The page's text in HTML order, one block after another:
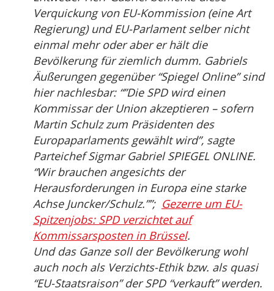
Verquickung von EU-Kommission (eine Art
Regierung) und EU-Parlament selber nicht
einmal mehr oder aber er hält die
Bevölkerung für ziemlich dumm. Gabriels
Äußerungen gegenüber “Spiegel Online” sind
hier nachlesbar: “”Die SPD wird einen
Kommissar der Union akzeptieren – sofern
Martin Schulz zum Präsidenten des
Europaparlaments gewählt wird”, sagte
Parteichef Sigmar Gabriel SPIEGEL ONLINE.
“Wir brauchen angesichts der
Herausforderungen in Europa eine starke
Achse Juncker/Schulz.””; Gezerre um EU-
Spitzenjobs: SPD verzichtet auf
Kommissarsposten in Brüssel.
Und das Ganze soll der Bevölkerung wohl
auch noch als Verzichts-Ethik bzw. als quasi
“EU-Staatsraison” der SPD “verkauft” werden.